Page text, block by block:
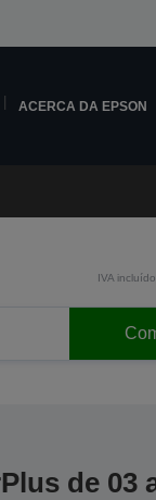
ACERCA DA EPSON
IVA
de 03